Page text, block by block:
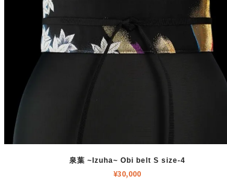
泉葉 ~Izuha~ Obi belt S size-4
¥30,000